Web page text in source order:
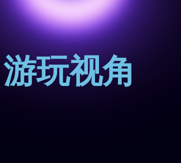
游玩视角